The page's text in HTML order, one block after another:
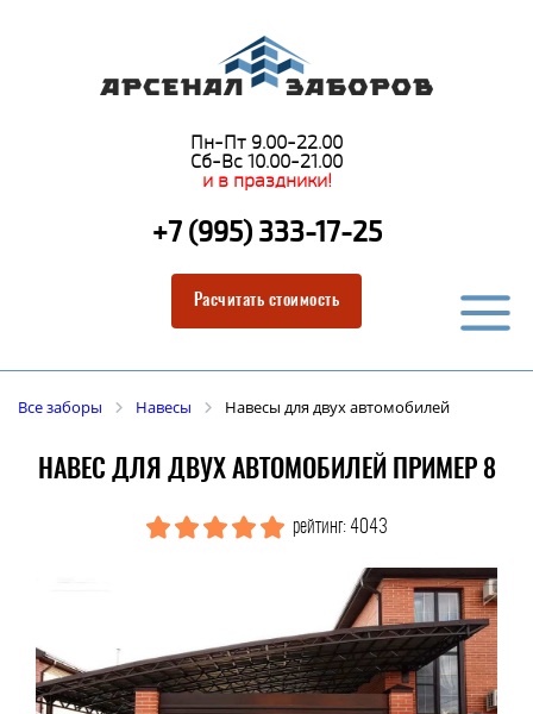
Пн-Пт 9.00-22.00
Сб-Вс 10.00-21.00
и в праздники!
+7 (995) 333-17-25
Расчитать стоимость
Все заборы Навесы Навесы для двух автомобилей
НАВЕС ДЛЯ ДВУХ АВТОМОБИЛЕЙ ПРИМЕР 8
рейтинг: 4043